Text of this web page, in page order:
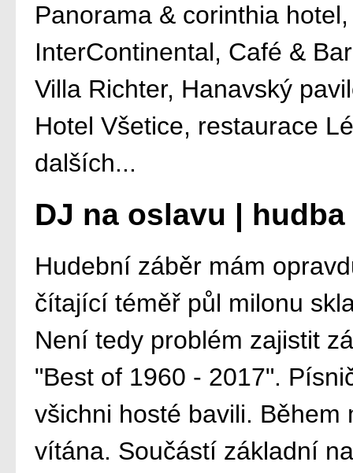
Panorama & corinthia
InterContinental, Café &
Villa Richter, Hanavský
Hotel Všetice, restaurace
dalších...
DJ na oslavu |
Hudební záběr mám
čítající téměř půl milonu
Není tedy problém zajistit
"Best of 1960 - 2017".
všichni hosté bavili.
vítána. Součástí základní